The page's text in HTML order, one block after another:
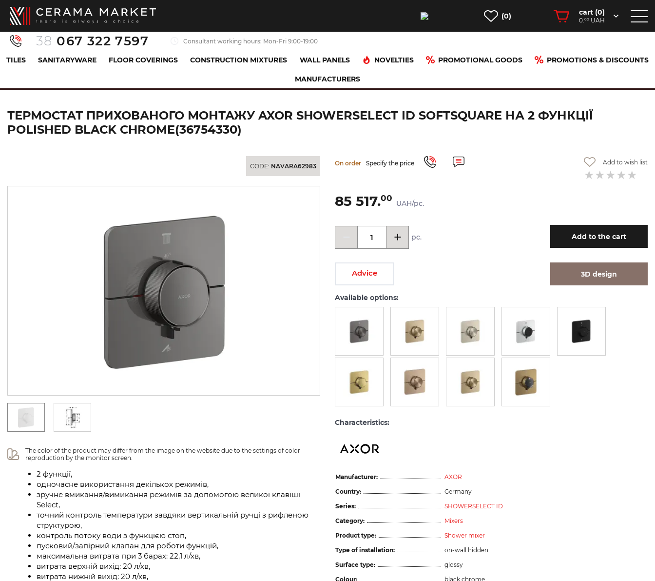
(0) cart (0)
0.00 UAH
38 067 322 7597 Consultant working hours: Mon-Fri 9:00-19:00
TILES SANITARYWARE FLOOR COVERINGS CONSTRUCTION MIXTURES WALL PANELS NOVELTIES PROMOTIONAL GOODS PROMOTIONS & DISCOUNTS
MANUFACTURERS
Термостат прихованого монтажу AXOR ShowerSelect ID Softsquare на 2 функціЇ Polished Black Chrome(36754330)
ТЕРМОСТАТ ПРИХОВАНОГО МОНТАЖУ AXOR SHOWERSELECT ID SOFTSQUARE НА 2 ФУНКЦІЇ
POLISHED BLACK CHROME(36754330)
CODE: NAVARA62983
The color of the product may differ from the image on the website due to the settings of color
reproduction by the monitor screen.
2 функції,
одночасне використання декількох режимів,
зручне вмикання/вимикання режимів за допомогою великої клавіші
Select,
точний контроль температури завдяки вертикальній ручці з рифленою
структурою,
контроль потоку води з функцією стоп,
пусковий/запірний клапан для роботи функцій,
максимальна витрата при 3 барах: 22,1 л/хв,
витрата верхній вихід: 20 л/хв,
витрата нижній вихід: 20 л/хв,
On order Specify the price Add to wish list
85 517.00
UAH/pc.
pc. Add to the cart
Advice 3D design
Available options:
Characteristics:
Manufacturer:
AXOR
Country:
Germany
Series:
SHOWERSELECT ID
Category:
Mixers
Product type:
Shower mixer
Type of installation:
on-wall hidden
Surface type:
glossy
Colour:
black chrome